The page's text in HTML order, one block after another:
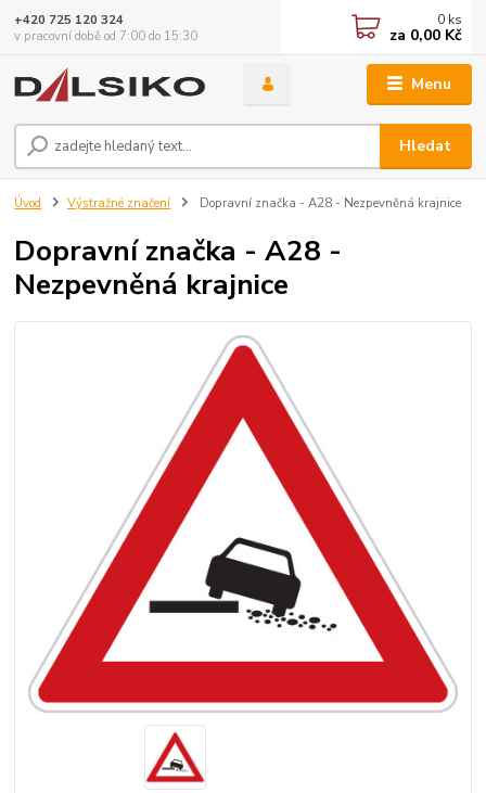
Menu
Hledat
+420 725 120 324
v pracovní době od 7:00 do 15:30
0 ks
za 0,00 Kč
Úvod Výstražné značení Dopravní značka - A28 - Nezpevněná krajnice
Dopravní značka - A28 -
Nezpevněná krajnice